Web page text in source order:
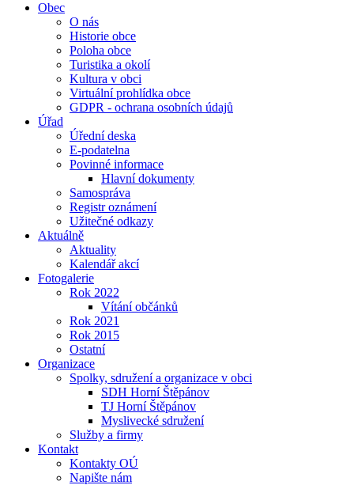
Obec
O nás
Historie obce
Poloha obce
Turistika a okolí
Kultura v obci
Virtuální prohlídka obce
GDPR - ochrana osobních údajů
Úřad
Úřední deska
E-podatelna
Povinné informace
Hlavní dokumenty
Samospráva
Registr oznámení
Užitečné odkazy
Aktuálně
Aktuality
Kalendář akcí
Fotogalerie
Rok 2022
Vítání občánků
Rok 2021
Rok 2015
Ostatní
Organizace
Spolky, sdružení a organizace v obci
SDH Horní Štěpánov
TJ Horní Štěpánov
Myslivecké sdružení
Služby a firmy
Kontakt
Kontakty OÚ
Napište nám